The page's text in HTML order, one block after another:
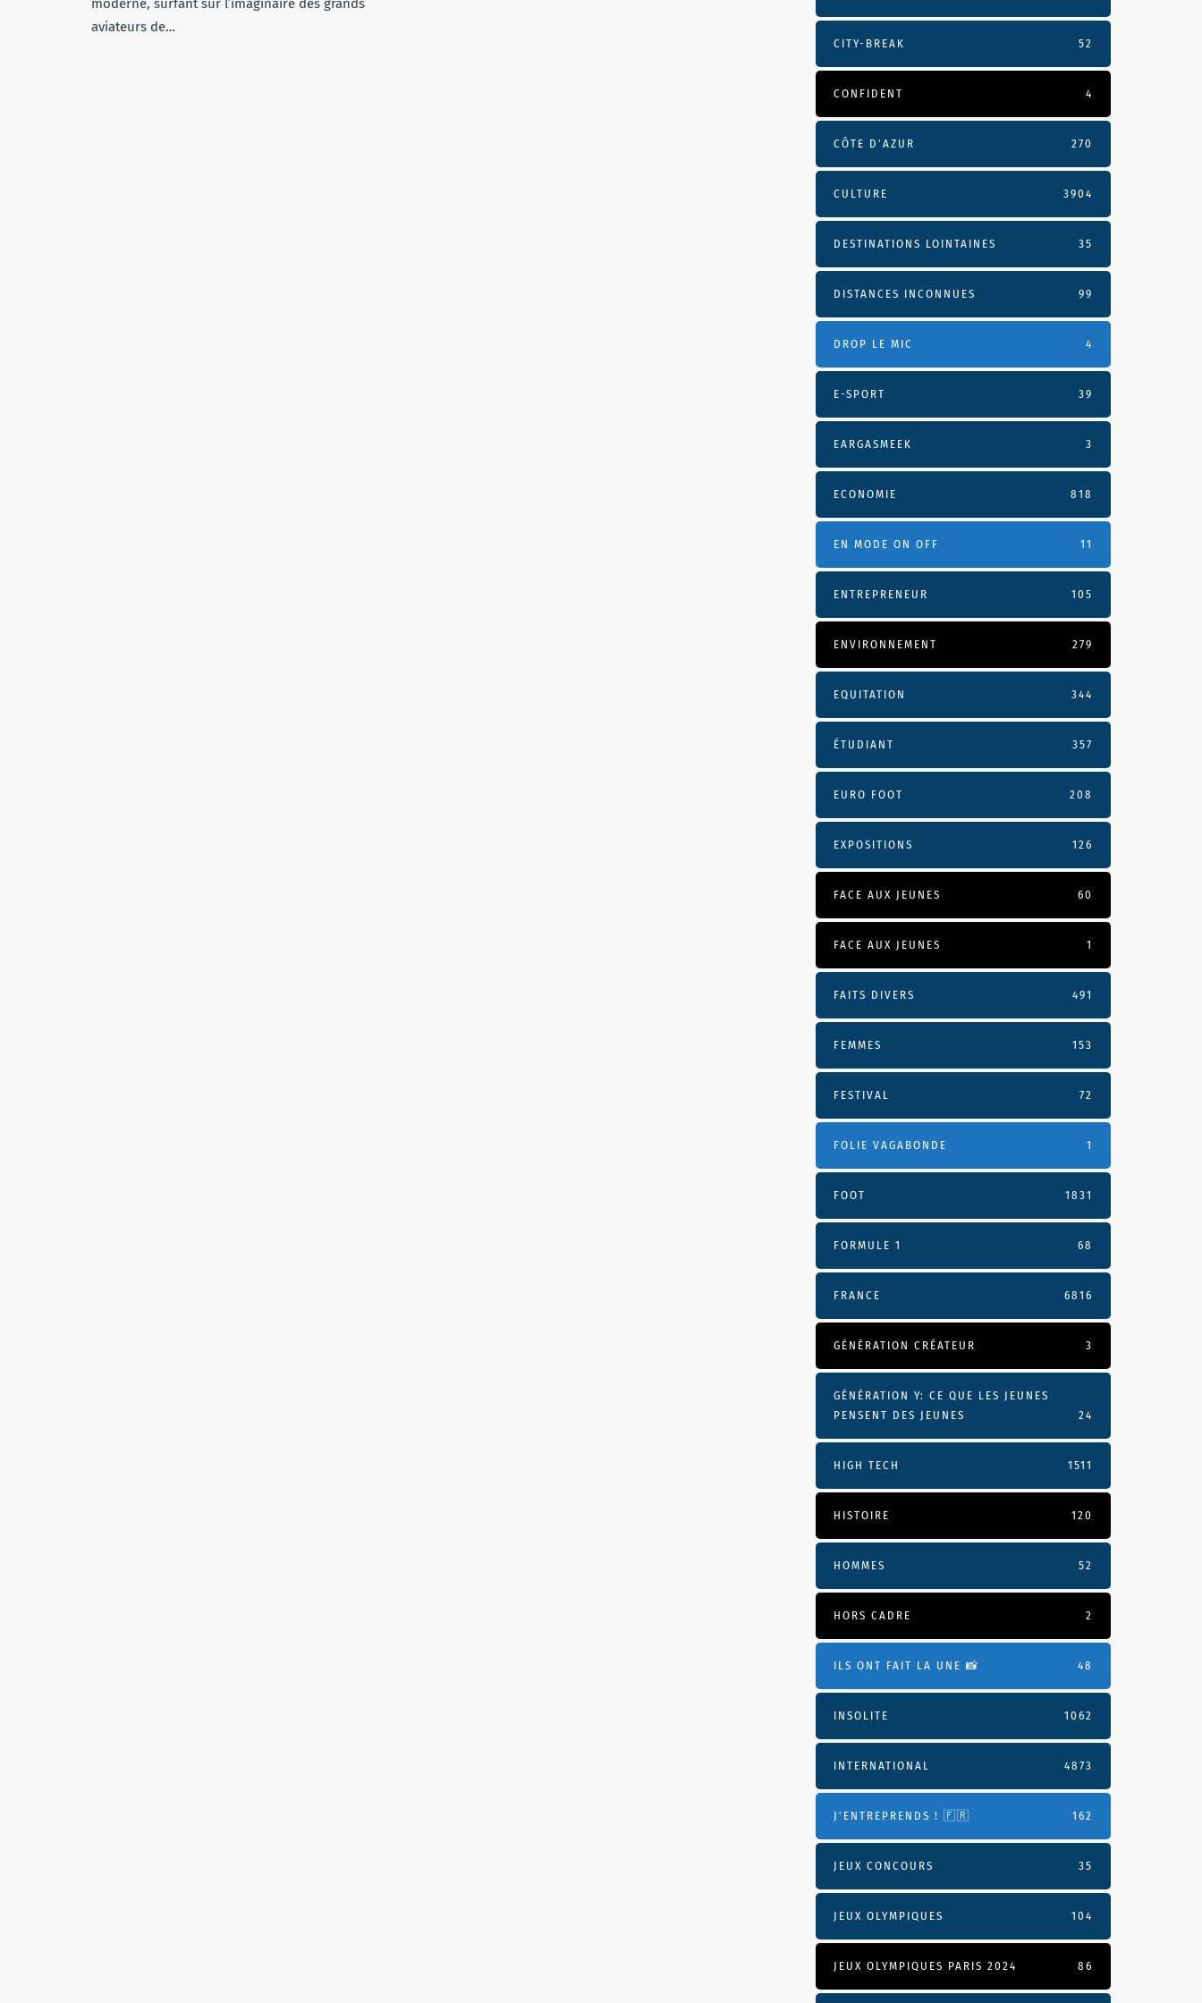
moderne, surfant sur l’imaginaire des grands
aviateurs de…
CITY-BREAK 52
CONFIDENT 4
CÔTE D’AZUR 270
CULTURE 3904
DESTINATIONS LOINTAINES 35
DISTANCES INCONNUES 99
DROP LE MIC 4
E-SPORT 39
EARGASMEEK 3
ECONOMIE 818
EN MODE ON OFF 11
ENTREPRENEUR 105
ENVIRONNEMENT 279
EQUITATION 344
ÉTUDIANT 357
EURO FOOT 208
EXPOSITIONS 126
FACE AUX JEUNES 60
FACE AUX JEUNES 1
FAITS DIVERS 491
FEMMES 153
FESTIVAL 72
FOLIE VAGABONDE 1
FOOT 1831
FORMULE 1 68
FRANCE 6816
GÉNÉRATION CRÉATEUR 3
GÉNÉRATION Y: CE QUE LES JEUNES
PENSENT DES JEUNES
24
HIGH TECH 1511
HISTOIRE 120
HOMMES 52
HORS CADRE 2
ILS ONT FAIT LA UNE 📸 48
INSOLITE 1062
INTERNATIONAL 4873
J'ENTREPRENDS ! 🇫🇷 162
JEUX CONCOURS 35
JEUX OLYMPIQUES 104
JEUX OLYMPIQUES PARIS 2024 86